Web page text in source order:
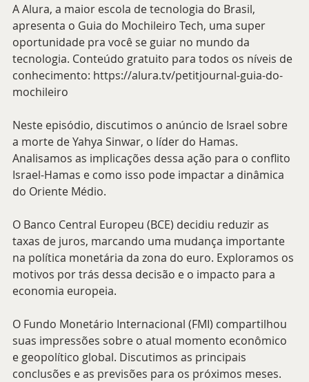
A Alura, a maior escola de tecnologia do Brasil,
apresenta o Guia do Mochileiro Tech, uma super
oportunidade pra você se guiar no mundo da
tecnologia. Conteúdo gratuito para todos os níveis de
conhecimento: https://alura.tv/petitjournal-guia-do-
mochileiro
Neste episódio, discutimos o anúncio de Israel sobre
a morte de Yahya Sinwar, o líder do Hamas.
Analisamos as implicações dessa ação para o conflito
Israel-Hamas e como isso pode impactar a dinâmica
do Oriente Médio.
O Banco Central Europeu (BCE) decidiu reduzir as
taxas de juros, marcando uma mudança importante
na política monetária da zona do euro. Exploramos os
motivos por trás dessa decisão e o impacto para a
economia europeia.
O Fundo Monetário Internacional (FMI) compartilhou
suas impressões sobre o atual momento econômico
e geopolítico global. Discutimos as principais
conclusões e as previsões para os próximos meses.